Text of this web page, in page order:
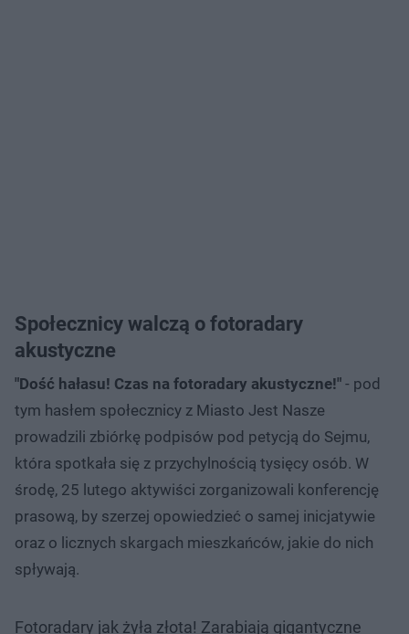
Społecznicy walczą o fotoradary
akustyczne
"Dość hałasu! Czas na fotoradary akustyczne!" - pod
tym hasłem społecznicy z Miasto Jest Nasze
prowadzili zbiórkę podpisów pod petycją do Sejmu,
która spotkała się z przychylnością tysięcy osób. W
środę, 25 lutego aktywiści zorganizowali konferencję
prasową, by szerzej opowiedzieć o samej inicjatywie
oraz o licznych skargach mieszkańców, jakie do nich
spływają.
Fotoradary jak żyła złota! Zarabiają gigantyczne